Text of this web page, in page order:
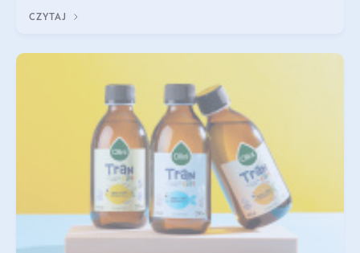
robić?
CZYTAJ